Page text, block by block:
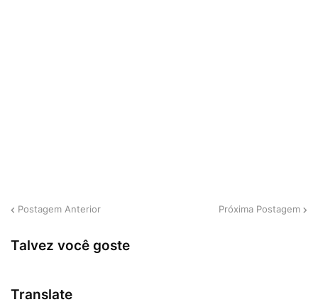
Postagem Anterior Próxima Postagem
Talvez você goste
Translate